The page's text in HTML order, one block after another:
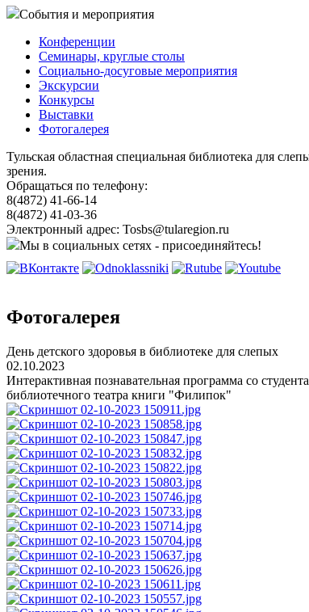
События и мероприятия
Конференции
Семинары, круглые столы
Социально-досуговые мероприятия
Экскурсии
Конкурсы
Выставки
Фотогалерея
Тульская областная специальная библиотека для
зрения.
Обращаться по телефону:
8(4872) 41-66-14
8(4872) 41-03-36
Электронный адрес: Tosbs@tularegion.ru
Мы в социальных сетях - присоединяйтесь!
Фотогалерея
День детского здоровья в библиотеке для слепых
02.10.2023
Интерактивная познавательная программа со
библиотечного театра книги "Филипок"